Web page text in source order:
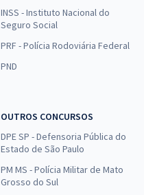
INSS - Instituto Nacional do
Seguro Social
PRF - Polícia Rodoviária Federal
PND
OUTROS CONCURSOS
DPE SP - Defensoria Pública do
Estado de São Paulo
PM MS - Polícia Militar de Mato
Grosso do Sul